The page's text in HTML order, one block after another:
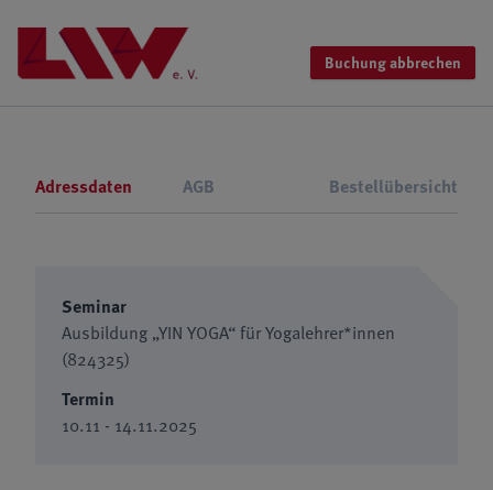
Buchung abbrechen
Adressdaten AGB Bestellübersicht
Seminar
Ausbildung „YIN YOGA“ für Yogalehrer*innen
(824325)
Termin
10.11 - 14.11.2025